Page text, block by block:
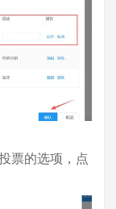
票的选项，点